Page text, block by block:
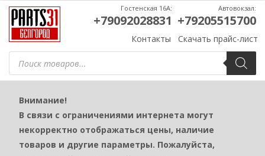
Поиск
товаров
Контакты Скачать прайс-лист
Гостенская 16А:
+79092028831
Автовокзал:
+79205515700
Внимание!
В связи с ограничениями интернета могут
некорректно отображаться цены, наличие
товаров и другие параметры. Пожалуйста,